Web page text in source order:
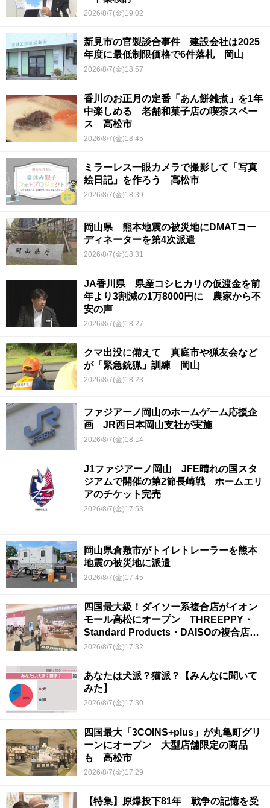
2026/8/7(金)19:02
新見市の官製談合事件 建設会社は2025
年度に最低制限価格で6件落札 岡山
2026/8/7(金)18:57
香川のお正月の定番「あん餅雑煮」を1年
中楽しめる 老舗和菓子店の喫茶スペー
ス 高松市
2026/8/7(金)18:45
ミラーレス一眼カメラで撮影して「写真
絵日記」を作ろう 高松市
2026/8/7(金)18:39
岡山県 熊本地震の被災地にDMATコー
ディネーターを第4次派遣
2026/8/7(金)18:31
JA香川県 県産コシヒカリの仮渡金を前
年より3割減の1万8000円に 農家から不
安の声
2026/8/7(金)18:27
クマ出没に備えて 真庭市や猟友会など
が「緊急銃猟」訓練 岡山
2026/8/7(金)18:23
ファジアーノ岡山のホームゲーム応援企
画 JR西日本岡山支社が実施
2026/8/7(金)18:14
J1ファジアーノ岡山 JFE晴れの国スタ
ジアムで開催の第2節長崎戦 ホームエリ
アのチケット完売
2026/8/7(金)17:53
岡山県倉敷市がトイレトレーラーを熊本
地震の被災地に派遣
2026/8/7(金)17:45
四国最大級！ダイソー系複合店がイオン
モール高松にオープン THREEPPY・
Standard Products・DAISOの複合店は
香川県初
2026/8/7(金)17:32
あなたは犬派？猫派？【みんなに聞いて
みた】
2026/8/7(金)17:30
四国最大「3COINS+plus」が丸亀町グリ
ーンにオープン 大型店舗限定の商品
も 高松市
2026/8/7(金)17:29
【特集】原爆投下81年 戦争の記憶を受